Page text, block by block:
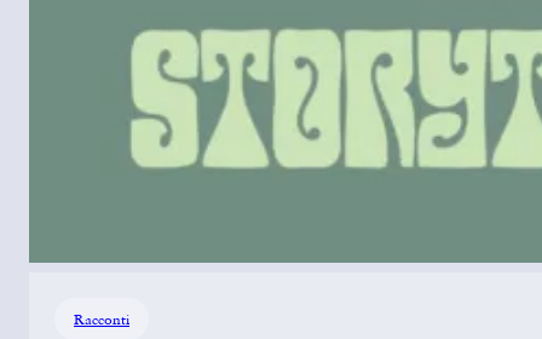
Racconti